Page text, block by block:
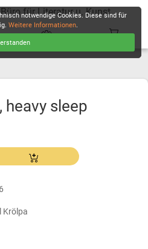
für Literatur u. Kunst
heavy sleep
Krölpa
notwendige Cookies. Diese sind für
Weitere Informationen.